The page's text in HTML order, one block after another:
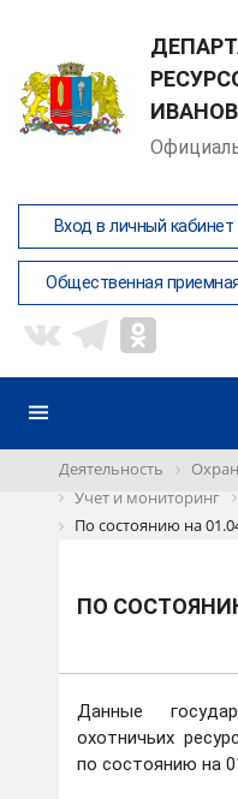
Вход в личный кабинет
Общественная
Деятельность
Учет и мониторинг
По состоянию на
ПО
Данные
охотничьих
по состоянию на